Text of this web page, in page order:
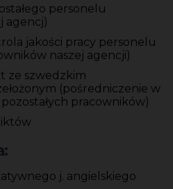
personelu
agencj)
jakości pracy personelu
naszej agencji)
ze szwedzkim
(pośredniczenie w
pracowników)
j. angielskiego